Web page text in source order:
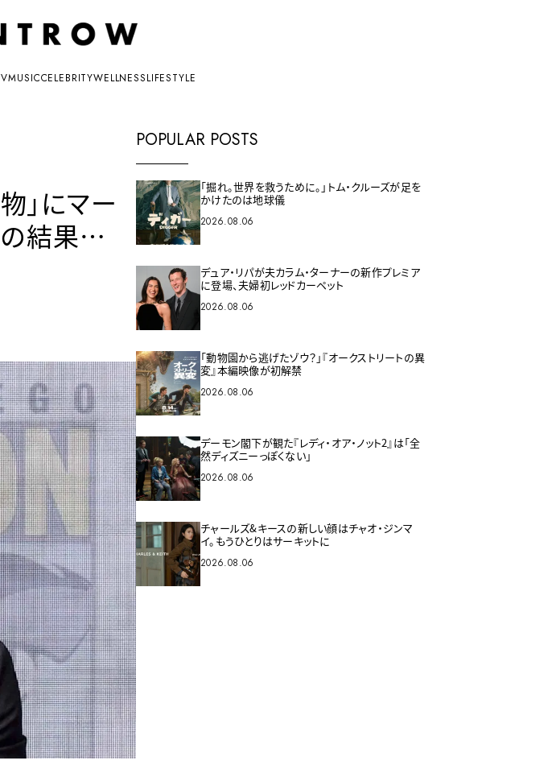
MUSICCELEBRITYWELLNESSLIFESTYLE
」にマー
の結果…
POPULAR POSTS
「掘れ。世界を救うために。」トム・クルーズが足を
かけたのは地球儀
2026.08.06
デュア・リパが夫カラム・ターナーの新作プレミア
に登場、夫婦初レッドカーペット
2026.08.06
「動物園から逃げたゾウ？」『オークストリートの異
変』本編映像が初解禁
2026.08.06
デーモン閣下が観た『レディ・オア・ノット2』は「全
然ディズニーっぽくない」
2026.08.06
チャールズ&キースの新しい顔はチャオ・ジンマ
イ。もうひとりはサーキットに
2026.08.06